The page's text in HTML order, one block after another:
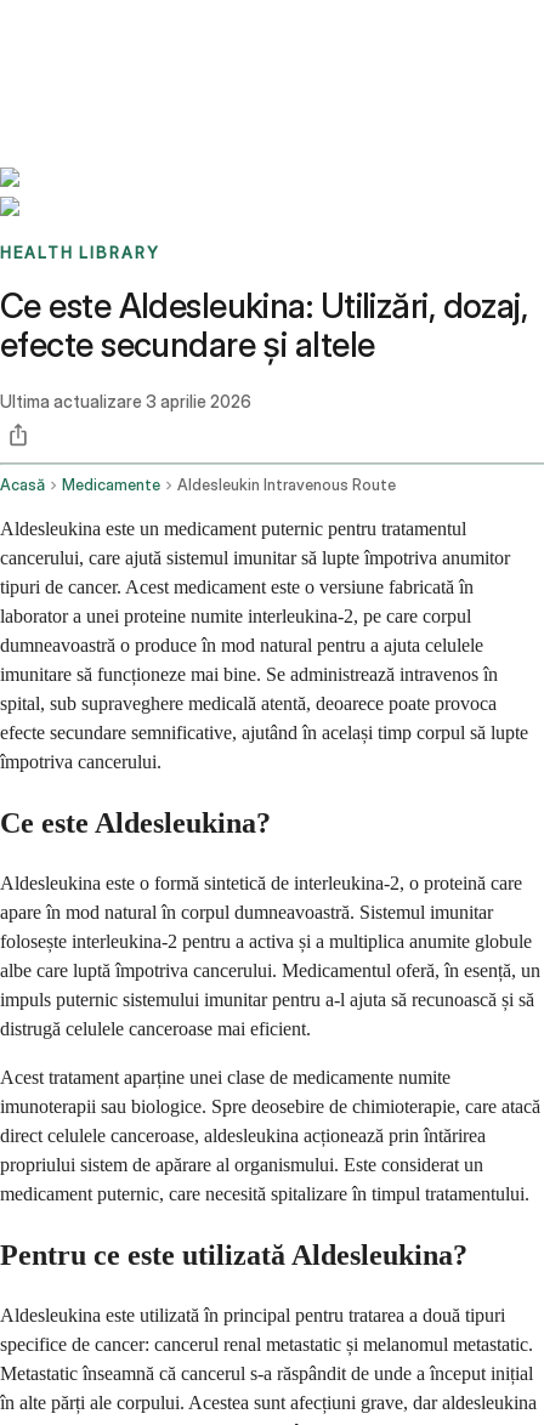
HEALTH LIBRARY
Ce este Aldesleukina: Utilizări, dozaj,
efecte secundare și altele
Ultima actualizare 3 aprilie 2026
Acasă Medicamente Aldesleukin Intravenous Route
Aldesleukina este un medicament puternic pentru tratamentul
cancerului, care ajută sistemul imunitar să lupte împotriva anumitor
tipuri de cancer. Acest medicament este o versiune fabricată în
laborator a unei proteine numite interleukina-2, pe care corpul
dumneavoastră o produce în mod natural pentru a ajuta celulele
imunitare să funcționeze mai bine. Se administrează intravenos în
spital, sub supraveghere medicală atentă, deoarece poate provoca
efecte secundare semnificative, ajutând în același timp corpul să lupte
împotriva cancerului.
Ce este Aldesleukina?
Aldesleukina este o formă sintetică de interleukina-2, o proteină care
apare în mod natural în corpul dumneavoastră. Sistemul imunitar
folosește interleukina-2 pentru a activa și a multiplica anumite globule
albe care luptă împotriva cancerului. Medicamentul oferă, în esență, un
impuls puternic sistemului imunitar pentru a-l ajuta să recunoască și să
distrugă celulele canceroase mai eficient.
Acest tratament aparține unei clase de medicamente numite
imunoterapii sau biologice. Spre deosebire de chimioterapie, care atacă
direct celulele canceroase, aldesleukina acționează prin întărirea
propriului sistem de apărare al organismului. Este considerat un
medicament puternic, care necesită spitalizare în timpul tratamentului.
Pentru ce este utilizată Aldesleukina?
Aldesleukina este utilizată în principal pentru tratarea a două tipuri
specifice de cancer: cancerul renal metastatic și melanomul metastatic.
Metastatic înseamnă că cancerul s-a răspândit de unde a început inițial
în alte părți ale corpului. Acestea sunt afecțiuni grave, dar aldesleukina